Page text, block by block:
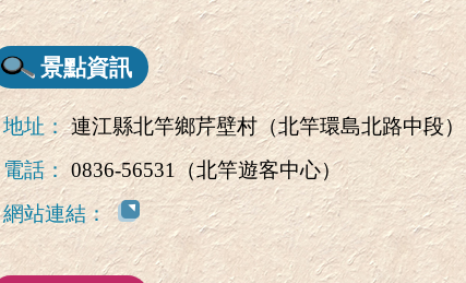
景點資訊
地址： 連江縣北竿鄉芹壁村（北竿環島北路中段）
電話： 0836-56531（北竿遊客中心）
網站連結：